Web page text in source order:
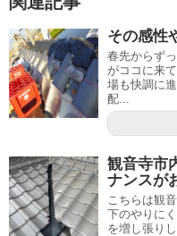
その感性
春先からず
がココに来
場も快調に
配...
観音寺市
ナンスが
こちらは観
下のやりに
を増し張り